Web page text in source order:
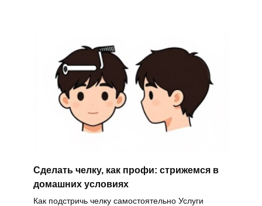
Сделать челку, как профи: стрижемся в
домашних условиях
Как подстричь челку самостоятельно Услуги